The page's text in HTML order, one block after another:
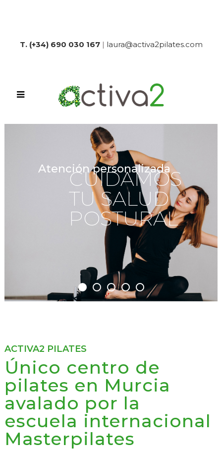
T. (+34) 690 030 167| laura@activa2pilates.com
Atención personalizada
CUIDAMOS
TU SALUD
POSTURAL
ACTIVA2 PILATES
Único centro de
pilates en Murcia
avalado por la
escuela internacional
Masterpilates